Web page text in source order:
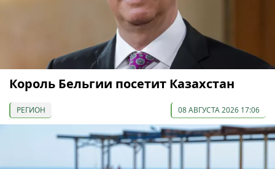
Король Бельгии посетит Казахстан
РЕГИОН 08 АВГУСТА 2026 17:06